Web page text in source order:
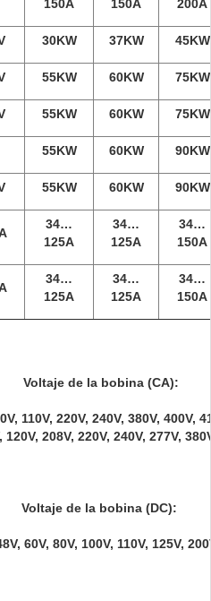
150A 150A 200A
30KW 37KW 45KW
55KW 60KW 75KW
55KW 60KW 75KW
55KW 60KW 90KW
55KW 60KW 90KW
34…
125A
34…
125A
34…
150A
34…
125A
34…
125A
34…
150A
Voltaje de la bobina (CA):
110V, 220V, 240V, 380V, 400V,
120V, 208V, 220V, 240V, 277V,
Voltaje de la bobina (DC):
60V, 80V, 100V, 110V, 125V,